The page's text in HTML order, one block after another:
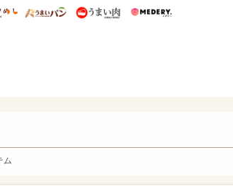
ズニー特集
うまいめし うまいパン うまい肉
ム